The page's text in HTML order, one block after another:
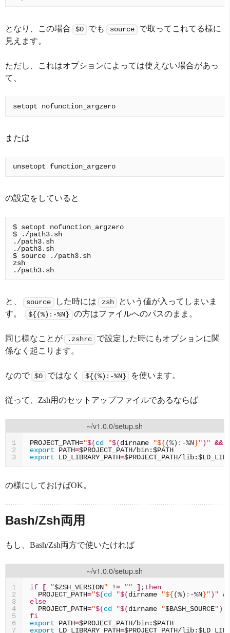
となり、この場合 $0 でも source
で取ってこれてる様に
見えます。
ただし、これはオプションによっては使えない場合があっ
て、
または
の設定をしていると
$ setopt nofunction_argzero
$ ./path3.sh
./path3.sh
./path3.sh
$ source ./path3.sh
zsh
と、 source した時には zsh
という値が入ってしまいま
す。
${(%):-%N} の方はファイルへのパスのまま。
同じ様なことが .zshrc
で設定した時にもオプションに関
係なく起こります。
なので $0 ではなく ${(%):-%N} を使います。
従って、Zsh用のセットアップファイルであるならば
~/v1.0.0/setup.sh
1
2
3
PROJECT_PATH="$(cd "$(dirname "${(%) :-%N}") " &&
export
PATH=$PROJECT_PATH/bin:$PATH
export
LD_LIBRARY_PATH=$PROJECT_PATH/lib:
の様にしておけばOK。
Bash/Zsh両用
もし、Bash/Zsh両方で使いたければ
~/v1.0.0/setup.sh
1
2
3
4
5
6
7
if [ "$ZSH_VERSION" != "" ] ;then
PROJECT_PATH="$(cd "$(dirname "${(%) :-%N}") "
else
PROJECT_PATH="$(cd "$(dirname "$BASH_SOURCE")
fi
export
PATH=$PROJECT_PATH/bin:$PATH
export
LD_LIBRARY_PATH=$PROJECT_PATH/lib: